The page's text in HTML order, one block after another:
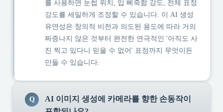
를 사용하면 눈썹 위치, 입 삐죽함 강도, 전체 표정
강도를 세밀하게 조정할 수 있습니다. 이 AI 생성
유연성은 창의적 비전과 의도된 용도에 따라 거의
짜증나지 않은 것부터 완전한 연극적인 '아직도 사
진 찍고 있다니 믿을 수 없어' 표정까지 무엇이든
만들 수 있습니다.
Q
AI 이미지 생성에 카메라를 향한 손동작이